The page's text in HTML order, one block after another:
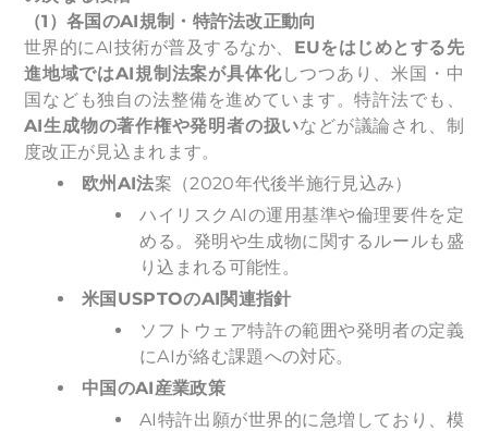
（1）各国のAI規制・特許法改正動向
世界的にAI技術が普及するなか、 EUをはじめとする先
進地域ではAI規制法案が具体化しつつあり、米国・中
国なども独自の法整備を進めています。特許法でも、
AI生成物の著作権や発明者の扱いなどが議論され、制
度改正が見込まれます。
欧州AI法案（2020年代後半施行見込み）
ハイリスクAIの運用基準や倫理要件を定
める。発明や生成物に関するルールも盛
り込まれる可能性。
米国USPTOのAI関連指針
ソフトウェア特許の範囲や発明者の定義
にAIが絡む課題への対応。
中国のAI産業政策
AI特許出願が世界的に急増しており、模